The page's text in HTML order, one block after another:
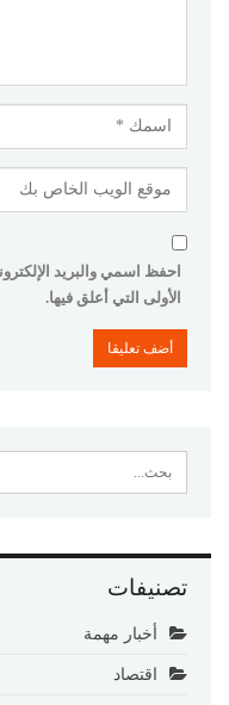
احفظ اسمي والبريد
الأولى التي أعلق فيها.
تصنيفات
أخبار مهمة
اقتصاد